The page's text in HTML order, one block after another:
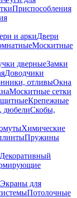
Приспособления
и аркиДвери
Москитные
дверныеЗамки
Доводчики
отливыОкна
Москитные сетки
Крепежные
дюбелиСкобы,
Химические
Пружины
Декоративный
Экраны для
Потолочные